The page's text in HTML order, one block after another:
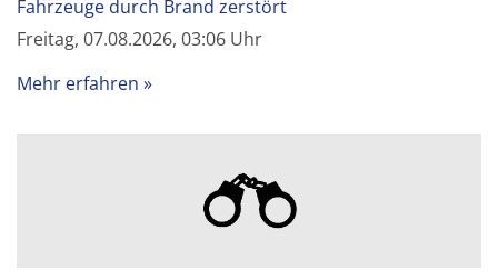
Fahrzeuge durch Brand zerstört
Freitag, 07.08.2026, 03:06 Uhr
Mehr erfahren